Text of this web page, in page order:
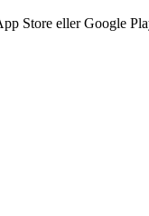
Store eller Google